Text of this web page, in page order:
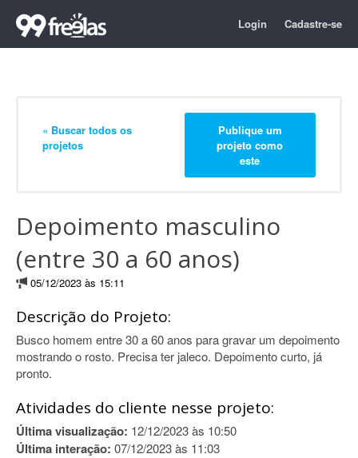
Login Cadastre-se
« Buscar todos os
projetos
Publique um
projeto como
este
Depoimento masculino
(entre 30 a 60 anos)
05/12/2023 às 15:11
Descrição do Projeto:
Busco homem entre 30 a 60 anos para gravar um depoimento
mostrando o rosto. Precisa ter jaleco. Depoimento curto, já
pronto.
Atividades do cliente nesse projeto:
Última visualização: 12/12/2023 às 10:50
Última interação: 07/12/2023 às 11:03